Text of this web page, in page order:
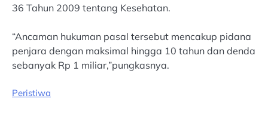
36 Tahun 2009 tentang Kesehatan.
“Ancaman hukuman pasal tersebut mencakup pidana
penjara dengan maksimal hingga 10 tahun dan denda
sebanyak Rp 1 miliar,”pungkasnya.
Peristiwa